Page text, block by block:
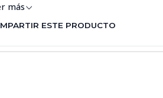
más
ESTE PRODUCTO